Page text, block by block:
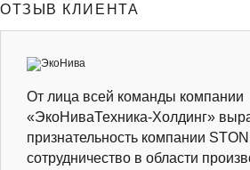
ОТЗЫВ КЛИЕНТА
От лица всей команды компании
«ЭкоНиваТехника-Холдинг»
признательность компании
сотрудничество в области